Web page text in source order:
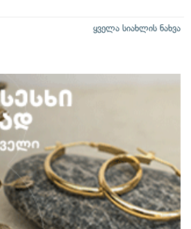
ყველა სიახლის ნახვა